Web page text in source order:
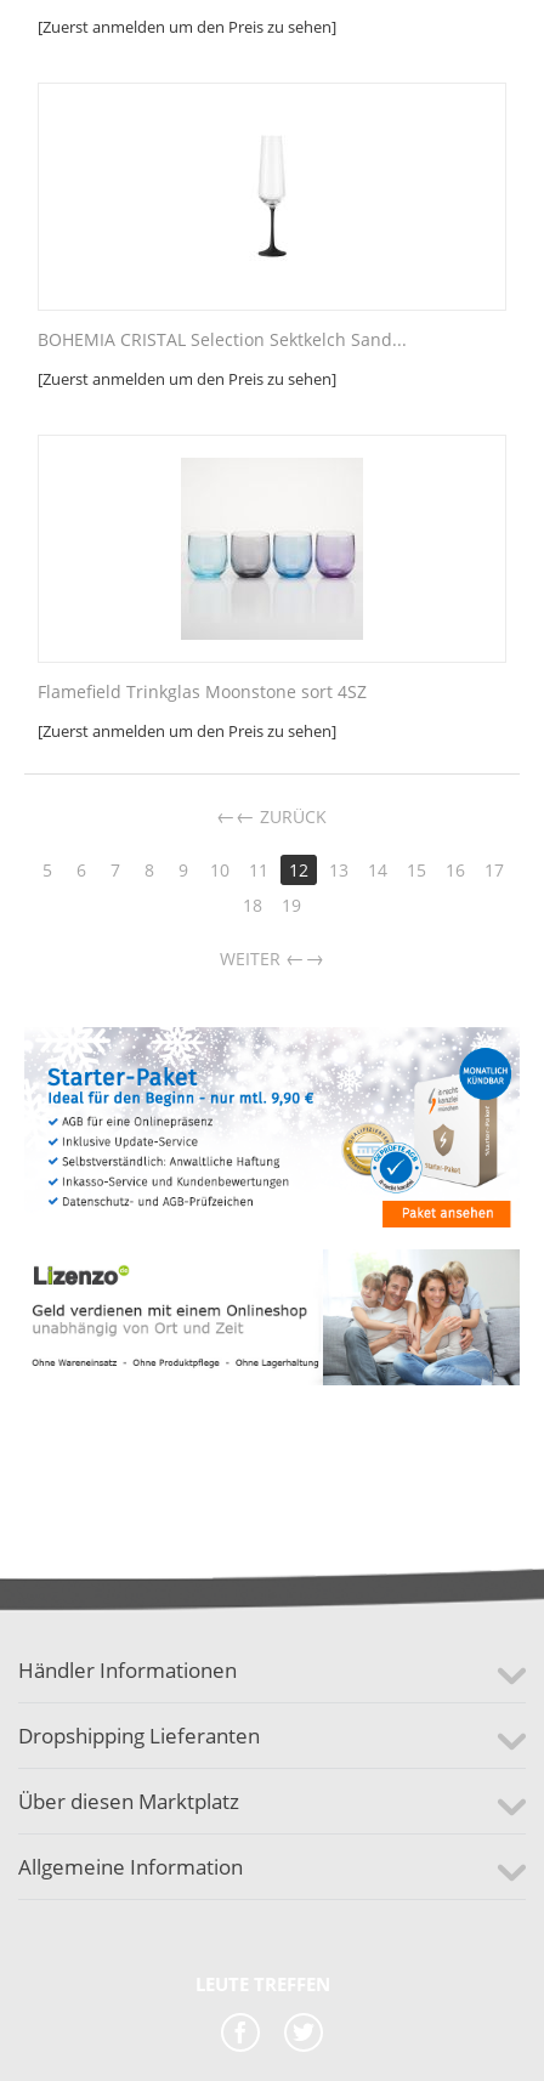
[Zuerst anmelden um den Preis zu sehen]
BOHEMIA CRISTAL Selection Sektkelch Sand...
[Zuerst anmelden um den Preis zu sehen]
Flamefield Trinkglas Moonstone sort 4SZ
[Zuerst anmelden um den Preis zu sehen]
← ZURÜCK
5 6 7 8 9 10 11 12 13 14 15 16
17
18
19
WEITER →
Händler Informationen
Dropshipping Lieferanten
Über diesen Marktplatz
Allgemeine Information